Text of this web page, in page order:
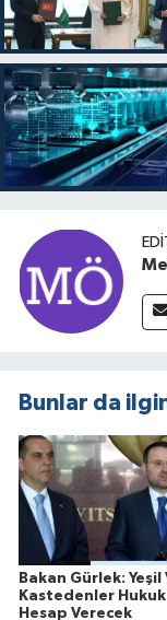
Bunlar da
Bakan Gürlek:
Kastedenler
Hesap Verecek